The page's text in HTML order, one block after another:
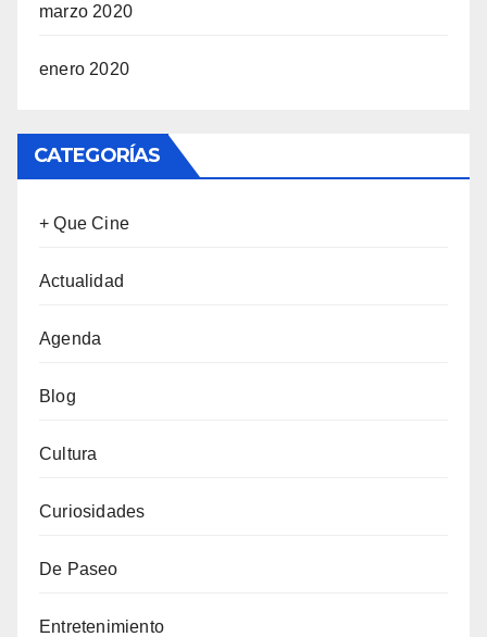
marzo 2020
enero 2020
CATEGORÍAS
+ Que Cine
Actualidad
Agenda
Blog
Cultura
Curiosidades
De Paseo
Entretenimiento